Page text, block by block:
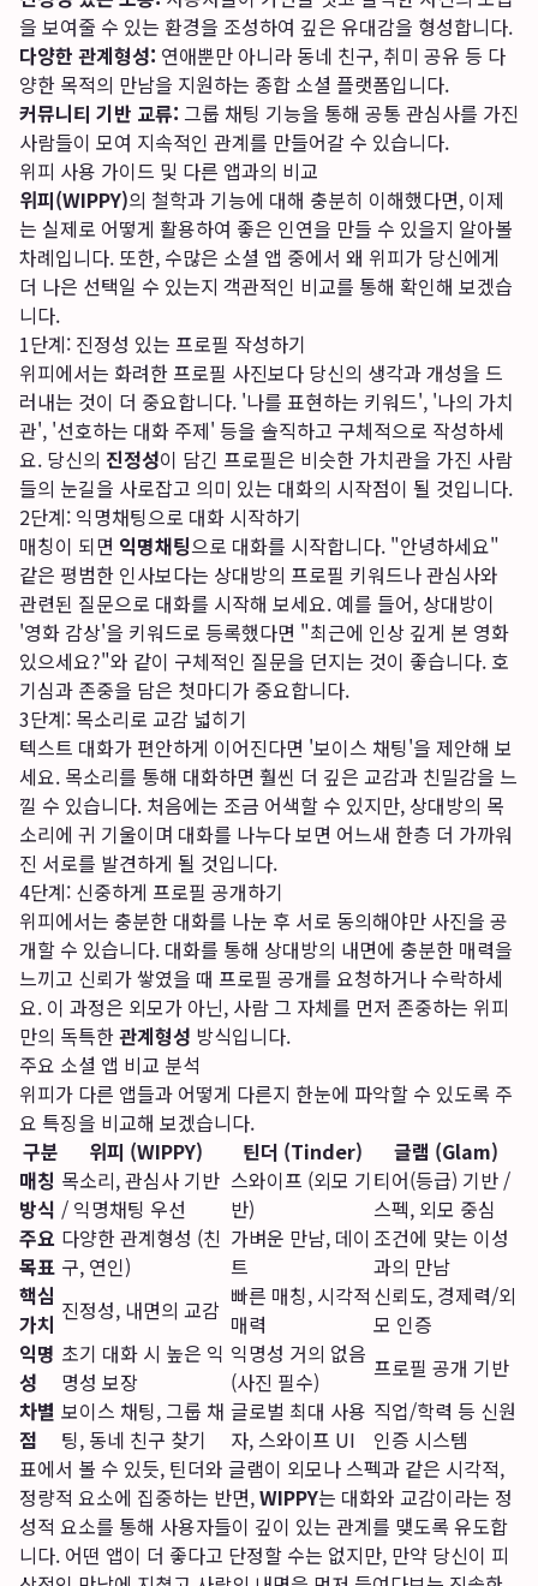
을 보여줄 수 있는 환경을 조성하여 깊은 유대감을 형성합니다.
다양한 관계형성: 연애뿐만 아니라 동네 친구, 취미 공유 등 다
양한 목적의 만남을 지원하는 종합 소셜 플랫폼입니다.
커뮤니티 기반 교류: 그룹 채팅 기능을 통해 공통 관심사를 가진
사람들이 모여 지속적인 관계를 만들어갈 수 있습니다.
위피 사용 가이드 및 다른 앱과의 비교
위피(WIPPY)의 철학과 기능에 대해 충분히 이해했다면, 이제
는 실제로 어떻게 활용하여 좋은 인연을 만들 수 있을지 알아볼
차례입니다. 또한, 수많은 소셜 앱 중에서 왜 위피가 당신에게
더 나은 선택일 수 있는지 객관적인 비교를 통해 확인해 보겠습
니다.
1단계: 진정성 있는 프로필 작성하기
위피에서는 화려한 프로필 사진보다 당신의 생각과 개성을 드
러내는 것이 더 중요합니다. '나를 표현하는 키워드', '나의 가치
관', '선호하는 대화 주제' 등을 솔직하고 구체적으로 작성하세
요. 당신의 진정성이 담긴 프로필은 비슷한 가치관을 가진 사람
들의 눈길을 사로잡고 의미 있는 대화의 시작점이 될 것입니다.
2단계: 익명채팅으로 대화 시작하기
매칭이 되면 익명채팅으로 대화를 시작합니다. "안녕하세요"
같은 평범한 인사보다는 상대방의 프로필 키워드나 관심사와
관련된 질문으로 대화를 시작해 보세요. 예를 들어, 상대방이
'영화 감상'을 키워드로 등록했다면 "최근에 인상 깊게 본 영화
있으세요?"와 같이 구체적인 질문을 던지는 것이 좋습니다. 호
기심과 존중을 담은 첫마디가 중요합니다.
3단계: 목소리로 교감 넓히기
텍스트 대화가 편안하게 이어진다면 '보이스 채팅'을 제안해 보
세요. 목소리를 통해 대화하면 훨씬 더 깊은 교감과 친밀감을 느
낄 수 있습니다. 처음에는 조금 어색할 수 있지만, 상대방의 목
소리에 귀 기울이며 대화를 나누다 보면 어느새 한층 더 가까워
진 서로를 발견하게 될 것입니다.
4단계: 신중하게 프로필 공개하기
위피에서는 충분한 대화를 나눈 후 서로 동의해야만 사진을 공
개할 수 있습니다. 대화를 통해 상대방의 내면에 충분한 매력을
느끼고 신뢰가 쌓였을 때 프로필 공개를 요청하거나 수락하세
요. 이 과정은 외모가 아닌, 사람 그 자체를 먼저 존중하는 위피
만의 독특한관계형성 방식입니다.
주요 소셜 앱 비교 분석
위피가 다른 앱들과 어떻게 다른지 한눈에 파악할 수 있도록 주
요 특징을 비교해 보겠습니다.
구분
위피 (WIPPY) 틴더 (Tinder)
글램 (Glam)
매칭
방식
목소리, 관심사 기반
/ 익명채팅 우선
스와이프 (외모 기
반)
티어(등급) 기반 /
스펙, 외모 중심
주요
목표
다양한 관계형성 (친
구, 연인)
가벼운 만남, 데이
트
조건에 맞는 이성
과의 만남
핵심
가치 진정성, 내면의 교감 빠른 매칭, 시각적
매력
신뢰도, 경제력/외
모 인증
익명
성
초기 대화 시 높은 익
명성 보장
익명성 거의 없음
(사진 필수)
프로필 공개 기반
차별
점
보이스 채팅, 그룹 채
팅, 동네 친구 찾기
글로벌 최대 사용
자, 스와이프 UI
직업/학력 등 신원
인증 시스템
표에서 볼 수 있듯, 틴더와 글램이 외모나 스펙과 같은 시각적,
정량적 요소에 집중하는 반면,WIPPY는 대화와 교감이라는 정
성적 요소를 통해 사용자들이 깊이 있는 관계를 맺도록 유도합
니다. 어떤 앱이 더 좋다고 단정할 수는 없지만, 만약 당신이 피